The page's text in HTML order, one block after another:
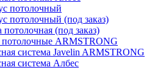
потолочный
потолочный (под заказ)
(под заказ)
ARMSTRONG
система Javelin ARMSTRONG
система Албес